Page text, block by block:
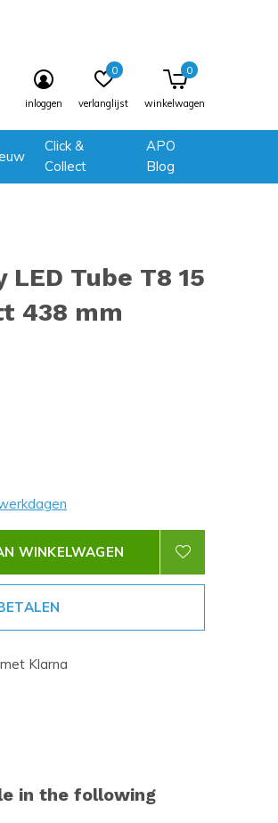
Click &
Collect
APO
Blog
inloggen verlanglijst
0
winkelwagen
0
Tube T8 15
438 mm
WINKELWAGEN
Klarna
in the following